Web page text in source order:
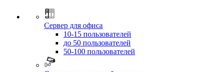
Сервер для офиса
10-15 пользователей
до 50 пользователей
50-100 пользователей